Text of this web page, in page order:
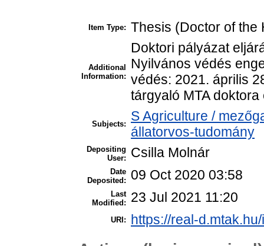
Item Type: Thesis (Doctor of the
Additional
Information:
Doktori pályázat
Nyilvános védés
védés: 2021. április
tárgyaló MTA
Subjects:
S Agriculture /
állatorvos-tudomány
Depositing
User:
Csilla Molnár
Date
Deposited:
09 Oct 2020 03:58
Last
Modified:
23 Jul 2021 11:20
URI: https://real-